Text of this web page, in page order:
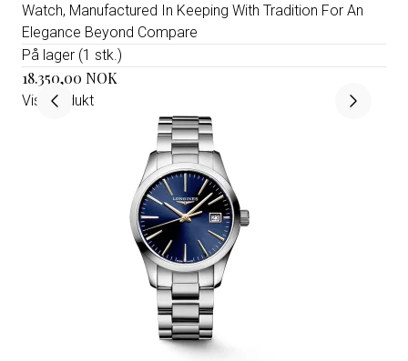
Watch, Manufactured In Keeping With Tradition For An
Elegance Beyond Compare
På lager (1 stk.)
18.350,00 NOK
Vis produkt